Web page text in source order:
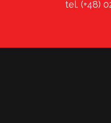
tel. (+48)